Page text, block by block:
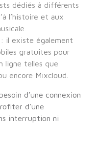
dédiés à différents
l’histoire et aux
il existe également
gratuites pour
ligne telles que
encore Mixcloud.
d’une connexion
d’une
interruption ni